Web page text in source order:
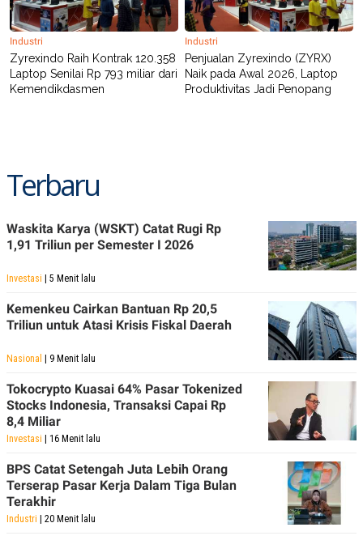
Industri
Zyrexindo Raih Kontrak 120.358
Laptop Senilai Rp 793 miliar dari
Kemendikdasmen
Industri
Penjualan Zyrexindo (ZYRX)
Naik pada Awal 2026, Laptop
Produktivitas Jadi Penopang
Terbaru
Waskita Karya (WSKT) Catat Rugi Rp
1,91 Triliun per Semester I 2026
Investasi | 5 Menit lalu
Kemenkeu Cairkan Bantuan Rp 20,5
Triliun untuk Atasi Krisis Fiskal Daerah
Nasional | 9 Menit lalu
Tokocrypto Kuasai 64% Pasar Tokenized
Stocks Indonesia, Transaksi Capai Rp
8,4 Miliar
Investasi | 16 Menit lalu
BPS Catat Setengah Juta Lebih Orang
Terserap Pasar Kerja Dalam Tiga Bulan
Terakhir
Industri | 20 Menit lalu